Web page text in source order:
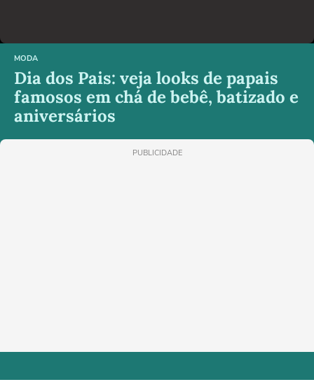
MODA
Dia dos Pais: veja looks de papais
famosos em chá de bebê, batizado e
aniversários
PUBLICIDADE